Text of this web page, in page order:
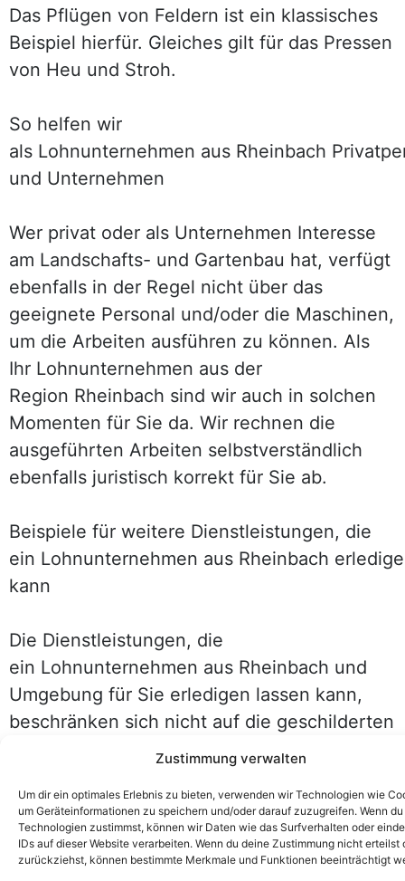
Zustimmung verwalten
Um dir ein optimales Erlebnis zu bieten, verwenden wir Technologien wie
um Geräteinformationen zu speichern und/oder darauf zuzugreifen. Wenn
Technologien zustimmst, können wir Daten wie das Surfverhalten oder
IDs auf dieser Website verarbeiten. Wenn du deine Zustimmung nicht erteilst
zurückziehst, können bestimmte Merkmale und Funktionen beeinträchtigt
Das Pflügen von Feldern ist ein klassisches
Beispiel hierfür. Gleiches gilt für das Pressen
von Heu und Stroh.
So helfen wir
als Lohnunternehmen aus Rheinbach
und Unternehmen
Wer privat oder als Unternehmen Interesse
am Landschafts- und Gartenbau hat, verfügt
ebenfalls in der Regel nicht über das
geeignete Personal und/oder die Maschinen,
um die Arbeiten ausführen zu können. Als
Ihr Lohnunternehmen aus der
Region Rheinbach sind wir auch in solchen
Momenten für Sie da. Wir rechnen die
ausgeführten Arbeiten selbstverständlich
ebenfalls juristisch korrekt für Sie ab.
Beispiele für weitere Dienstleistungen, die
ein Lohnunternehmen aus Rheinbach
kann
Die Dienstleistungen, die
ein Lohnunternehmen aus Rheinbach und
Umgebung für Sie erledigen lassen kann,
beschränken sich nicht auf die geschilderten
Beispiele. Dafür ist die Definition des
sogenannte „Lohnverfahren“ anbieten. Wer
mehr als 30 Prozent seiner Umsätze
überbetrieblich erwirtschaftet, gehört